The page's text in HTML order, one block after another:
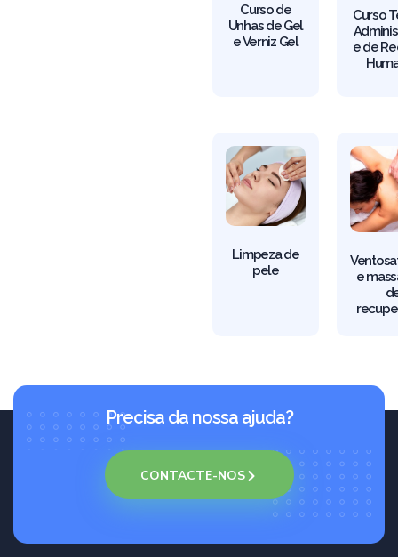
Curso de
Unhas de Gel
e Verniz Gel
Curso
e de
Limpeza de
pele
e
Precisa da nossa ajuda?
CONTACTE-NOS